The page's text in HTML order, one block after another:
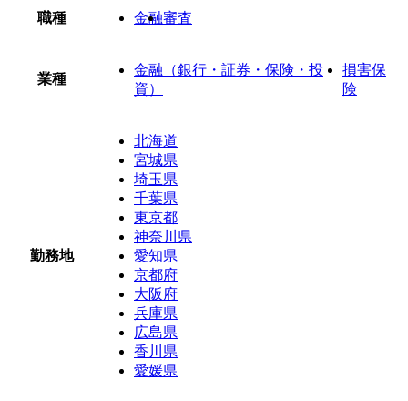
職種 金融審査
業種
金融（銀行・証券・保険・投
資）
損害保
険
勤務地
北海道
宮城県
埼玉県
千葉県
東京都
神奈川県
愛知県
京都府
大阪府
兵庫県
広島県
香川県
愛媛県